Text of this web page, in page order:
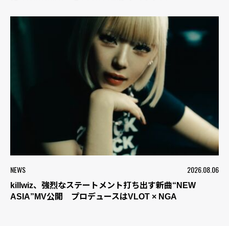
NEWS 2026.08.06
killwiz、強烈なステートメント打ち出す新曲“NEW
ASIA”MV公開 プロデュースはVLOT × NGA